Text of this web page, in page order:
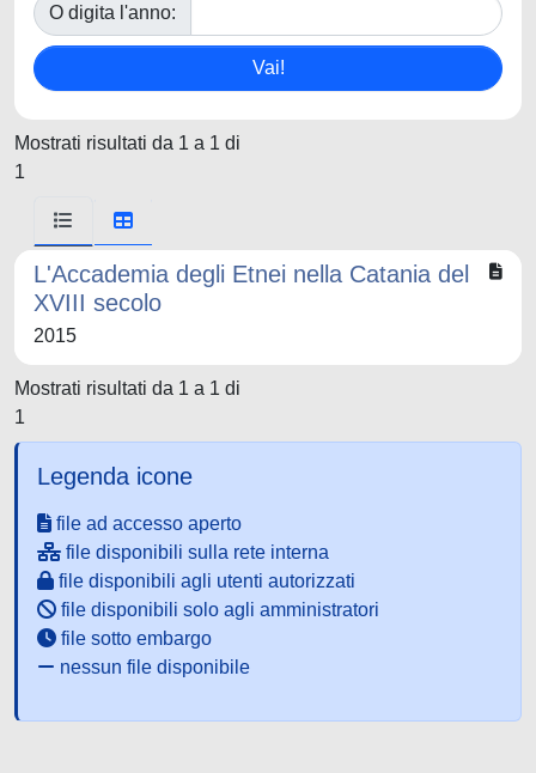
O digita l'anno:
Mostrati risultati da 1 a 1 di
1
L'Accademia degli Etnei nella Catania del
XVIII secolo
2015
Mostrati risultati da 1 a 1 di
1
Legenda icone
file ad accesso aperto
file disponibili sulla rete interna
file disponibili agli utenti autorizzati
file disponibili solo agli amministratori
file sotto embargo
nessun file disponibile